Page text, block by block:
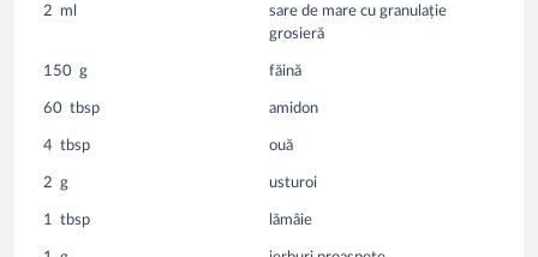
2 ml
sare de mare cu granulație
grosieră
150 g făină
60 tbsp amidon
4 tbsp ouă
2 g usturoi
1 tbsp lămâie